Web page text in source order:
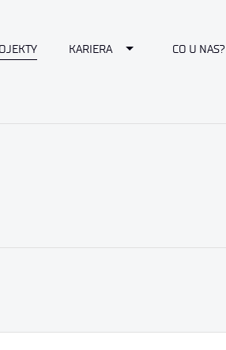
KARIERA Toggle Dropdown
CO U NAS?